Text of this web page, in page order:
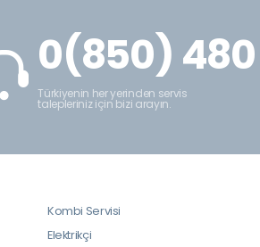
0(850)
Türkiyenin her yerinden servis
talepleriniz için bizi arayın.
Kombi Servisi
Elektrikçi